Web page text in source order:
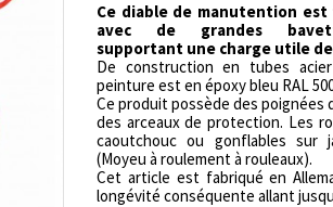
Ce diable de manutention
avec de grandes
supportant une charge utile de
De construction en tubes acier
peinture est en époxy bleu RAL
Ce produit possède des poignées
des arceaux de protection. Les
caoutchouc ou gonflables sur
(Moyeu à roulement à rouleaux).
Cet article est fabriqué en
longévité conséquente allant